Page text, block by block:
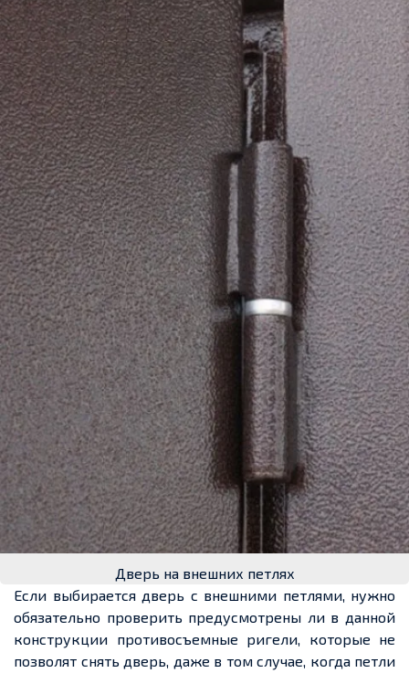
Дверь на внешних петлях
Если выбирается дверь с внешними петлями, нужно
обязательно проверить предусмотрены ли в данной
конструкции противосъемные ригели, которые не
позволят снять дверь, даже в том случае, когда петли